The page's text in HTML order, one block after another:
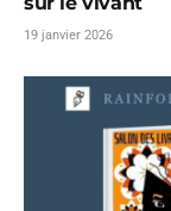
19 janvier 2026